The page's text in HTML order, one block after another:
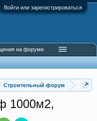
Войти или зарегистрироваться
Строительный форум
1000м2,
на форуме